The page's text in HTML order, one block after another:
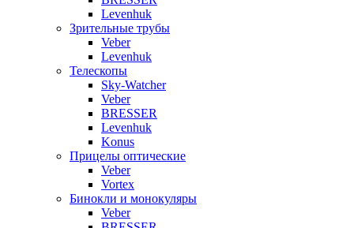
Levenhuk
Зрительные трубы
Veber
Levenhuk
Телескопы
Sky-Watcher
Veber
BRESSER
Levenhuk
Konus
Прицелы оптические
Veber
Vortex
Бинокли и монокуляры
Veber